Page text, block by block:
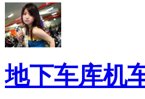
地下车库机